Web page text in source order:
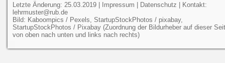
Letzte Änderung: 25.03.2019 | Impressum | Datenschutz | Kontakt:
lehrmuster@rub.de
Bild: Kaboompics / Pexels, StartupStockPhotos / pixabay,
StartupStockPhotos / Pixabay (Zuordnung der Bildurheber auf dieser
von oben nach unten und links nach rechts)